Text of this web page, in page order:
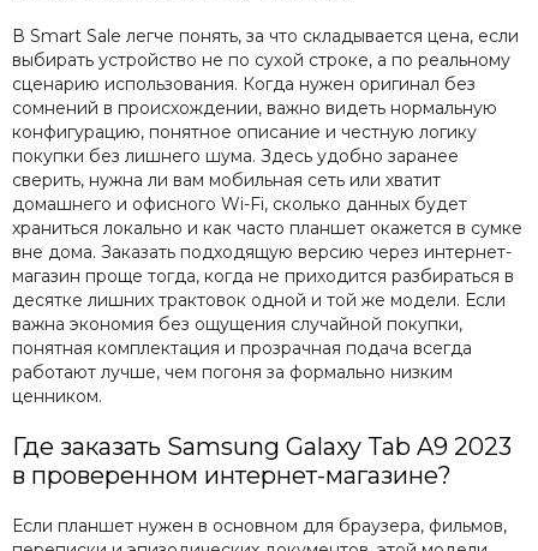
В Smart Sale легче понять, за что складывается цена, если
выбирать устройство не по сухой строке, а по реальному
сценарию использования. Когда нужен оригинал без
сомнений в происхождении, важно видеть нормальную
конфигурацию, понятное описание и честную логику
покупки без лишнего шума. Здесь удобно заранее
сверить, нужна ли вам мобильная сеть или хватит
домашнего и офисного Wi-Fi, сколько данных будет
храниться локально и как часто планшет окажется в сумке
вне дома. Заказать подходящую версию через интернет-
магазин проще тогда, когда не приходится разбираться в
десятке лишних трактовок одной и той же модели. Если
важна экономия без ощущения случайной покупки,
понятная комплектация и прозрачная подача всегда
работают лучше, чем погоня за формально низким
ценником.
Где заказать Samsung Galaxy Tab A9 2023
в проверенном интернет-магазине?
Если планшет нужен в основном для браузера, фильмов,